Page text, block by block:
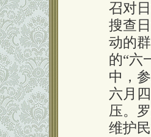
召对
搜查
动的
的“六
中，
六月
压。
维护